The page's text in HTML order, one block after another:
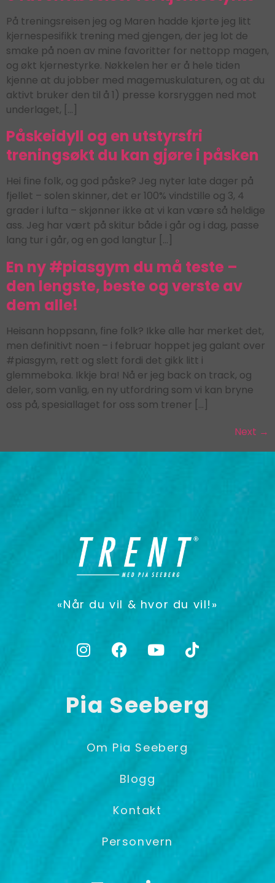
På treningsreisen jeg og Maren hadde kjørte jeg litt
kjernespesifikk trening med gjengen, der jeg lot de
smake på noen av mine favoritter for nettopp magen,
og økt kjernestyrke. Nøkkelen her er å hele tiden
kjenne at du jobber med magemuskulaturen, og at du
aktivt bruker den til å 1) presse korsryggen ned mot
underlaget, […]
Påskeidyll og en utstyrsfri
treningsøkt du kan gjøre i påsken
Hei fine folk, og god påske? Jeg nyter late dager på
fjellet – solen skinner, det er 100% vindstille og 3, 4
grader i lufta – skjønner ikke at vi kan være så heldige
ass. Jeg har vært på skitur både i går og i dag, passe
lang tur i går, og en god langtur […]
En ny #piasgym du må teste –
den lengste, beste og verste av
dem alle!
Heisann hoppsann, fine folk? Ikke alle har merket det,
men definitivt noen – i februar hoppet jeg galant over
#piasgym, rett og slett fordi det gikk litt i
glemmeboka. Ikkje bra! Nå er jeg back on track, og
deler, som vanlig, en ny utfordring som vi kan bryne
oss på, spesiallaget for oss som trener […]
Next →
«Når du vil & hvor du vil!»
Pia Seeberg
Om Pia Seeberg
Blogg
Kontakt
Personvern